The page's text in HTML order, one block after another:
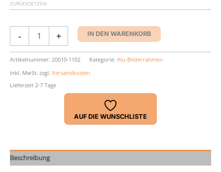
ZURÜCKSETZEN
-
Rahmen
Nielsen
Classic
Menge
+ IN DEN WARENKORB
Artikelnummer: 20010-1102 Kategorie: Alu-Bilderrahmen
inkl. MwSt. zzgl. Versandkosten
Lieferzeit 2-7 Tage
AUF DIE WUNSCHLISTE
Beschreibung